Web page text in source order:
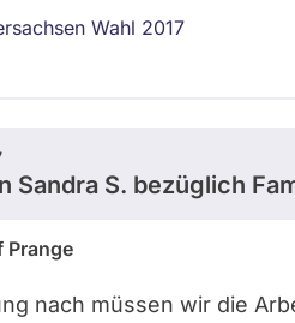
Wahl 2017
Sandra S. bezüglich
Prange
nach müssen wir die